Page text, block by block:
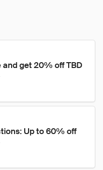
and get 20% off TBD
Up to 60% off